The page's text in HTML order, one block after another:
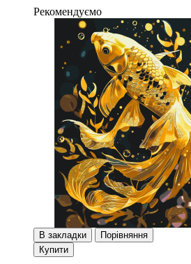
Рекомендуємо
В закладки
Порівняння
Купити